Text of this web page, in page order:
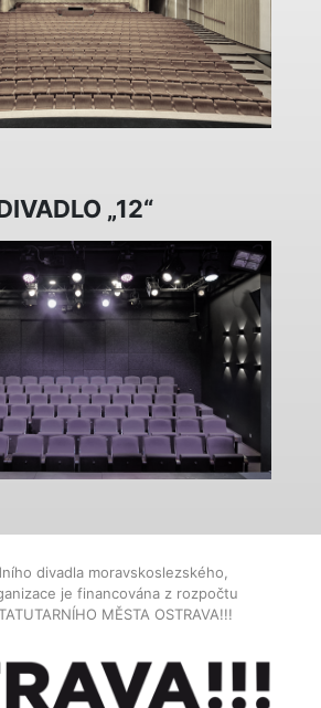
„12“
divadla moravskoslezského,
je financována z rozpočtu
MĚSTA OSTRAVA!!!